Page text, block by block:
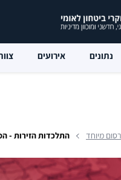
נתונים אירועים
מיוחד התלכדות הזירות -